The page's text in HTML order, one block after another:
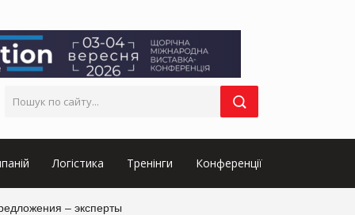
Логістика Тренінги Конференції
– эксперты